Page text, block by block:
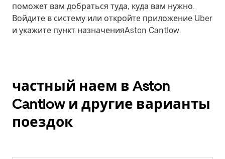
поможет вам добраться туда, куда вам нужно.
Войдите в систему или откройте приложение Uber
и укажите пункт назначенияAston Cantlow.
частный наем в Aston
Cantlow и другие варианты
поездок